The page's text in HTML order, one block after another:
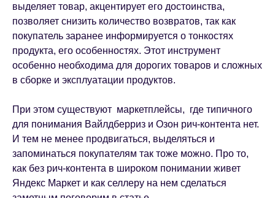
выделяет товар, акцентирует его достоинства,
позволяет снизить количество возвратов, так как
покупатель заранее информируется о тонкостях
продукта, его особенностях. Этот инструмент
особенно необходима для дорогих товаров и сложных
в сборке и эксплуатации продуктов.
При этом существуют маркетплейсы, где типичного
для понимания Вайлдберриз и Озон рич-контента нет.
И тем не менее продвигаться, выделяться и
запоминаться покупателям так тоже можно. Про то,
как без рич-контента в широком понимании живет
Яндекс Маркет и как селлеру на нем сделаться